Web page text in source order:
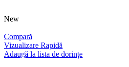
New
Compară
Vizualizare Rapidă
Adaugă la lista de dorințe